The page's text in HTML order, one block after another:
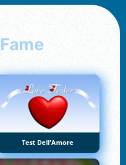
Fame
Test Dell'Amore